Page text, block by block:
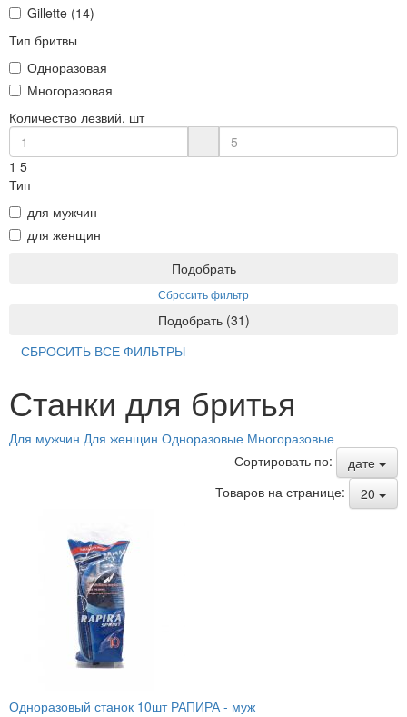
Gillette (14)
Тип бритвы
Одноразовая
Многоразовая
Количество лезвий, шт
–
1 5
Тип
для мужчин
для женщин
Подобрать
Сбросить фильтр
Подобрать (31)
СБРОСИТЬ ВСЕ ФИЛЬТРЫ
Станки для бритья
Для мужчин Для женщин Одноразовые Многоразовые
Сортировать по:
дате
Товаров на странице:
20
Одноразовый станок 10шт РАПИРА - муж